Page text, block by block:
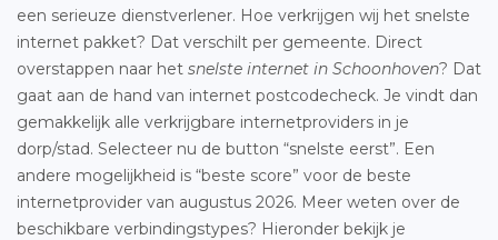
een serieuze dienstverlener. Hoe verkrijgen wij het snelste
internet pakket? Dat verschilt per gemeente. Direct
overstappen naar het snelste internet in Schoonhoven? Dat
gaat aan de hand van internet postcodecheck. Je vindt dan
gemakkelijk alle verkrijgbare internetproviders in je
dorp/stad. Selecteer nu de button “snelste eerst”. Een
andere mogelijkheid is “beste score” voor de beste
internetprovider van augustus 2026. Meer weten over de
beschikbare verbindingstypes? Hieronder bekijk je